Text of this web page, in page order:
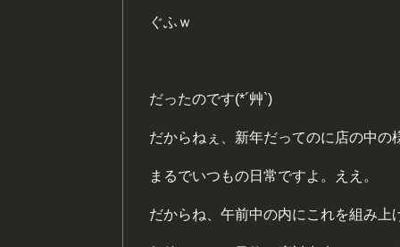
ぐふｗ
だったのです(*´艸`)
だからねぇ、新年だってのに店の中の
まるでいつもの日常ですよ。ええ。
だからね、午前中の内にこれを組み上